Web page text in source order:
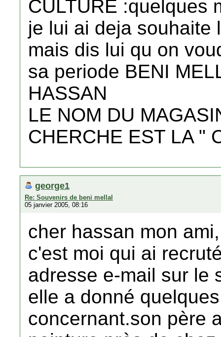
CULTURE :quelques
je lui ai deja souhaite
mais dis lui qu on
sa periode BENI
HASSAN
LE NOM DU
CHERCHE EST LA "
george1
Re: Souvenirs de beni mellal
05 janvier 2005, 08:16
cher hassan mon ami,
c'est moi qui ai
adresse e-mail sur le
elle a donné
concernant.son père